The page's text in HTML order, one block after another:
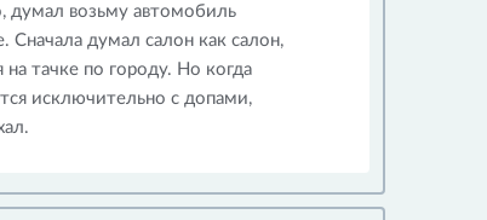
думал возьму автомобиль
Сначала думал салон как салон,
тачке по городу. Но когда
исключительно с допами,